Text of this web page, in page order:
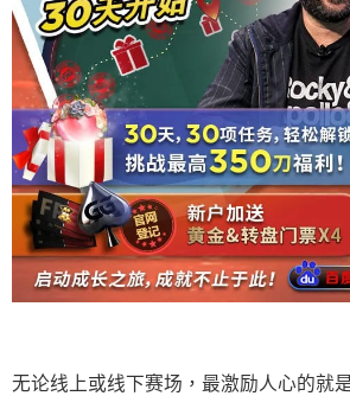
无论线上或线下赛场，最激励人心的就